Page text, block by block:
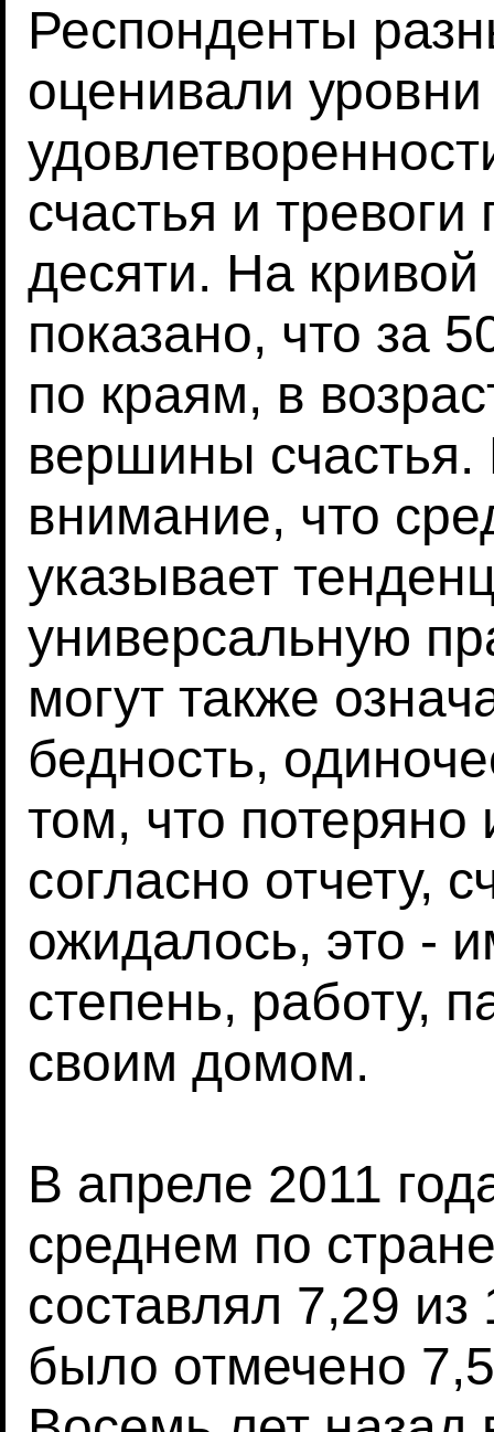
Респонденты
оценивали
счастья и
десяти. На
показано, что за
по краям, в
вершины
внимание, что
указывает
универсальную
могут также
бедность,
том, что
согласно отчету,
ожидалось, это -
степень, работу,
своим домом.
В апреле 2011
среднем по
составлял 7,29
было отмечено